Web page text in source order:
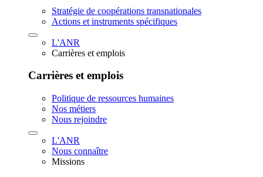
Stratégie de coopérations transnationales
Actions et instruments spécifiques
L'ANR
Carrières et emplois
Carrières et emplois
Politique de ressources humaines
Nos métiers
Nous rejoindre
L'ANR
Nous connaître
Missions